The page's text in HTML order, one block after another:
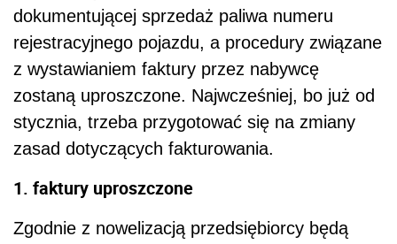
dokumentującej sprzedaż paliwa numeru
rejestracyjnego pojazdu, a procedury związane
z wystawianiem faktury przez nabywcę
zostaną uproszczone. Najwcześniej, bo już od
stycznia, trzeba przygotować się na zmiany
zasad dotyczących fakturowania.
1. faktury uproszczone
Zgodnie z nowelizacją przedsiębiorcy będą